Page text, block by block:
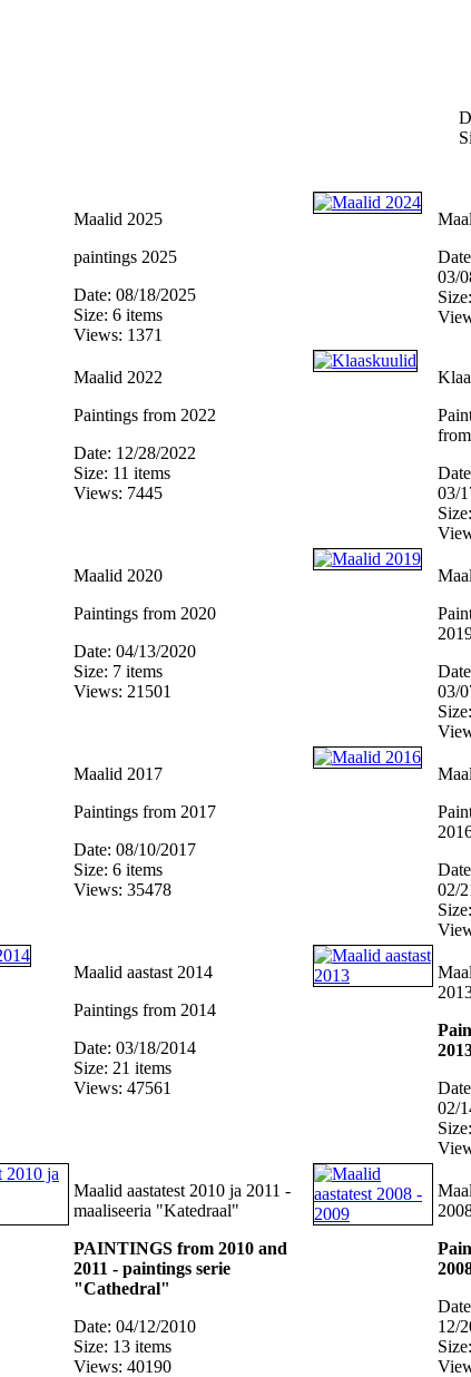
Maalid 2025
paintings 2025
Date: 08/18/2025
Size: 6 items
Views: 1371
03/
Maalid 2022
Paintings from 2022
Date: 12/28/2022
Size: 11 items
Views: 7445
03/
Maalid 2020
Paintings from 2020
Date: 04/13/2020
Size: 7 items
Views: 21501
03/
Maalid 2017
Paintings from 2017
Date: 08/10/2017
Size: 6 items
Views: 35478
02/
Maalid aastast 2014
Paintings from 2014
Date: 03/18/2014
Size: 21 items
Views: 47561
02/
Maalid aastatest 2010 ja 2011 -
maaliseeria "Katedraal"
PAINTINGS from 2010 and
2011 - paintings serie
"Cathedral"
Date: 04/12/2010
Size: 13 items
Views: 40190
12/